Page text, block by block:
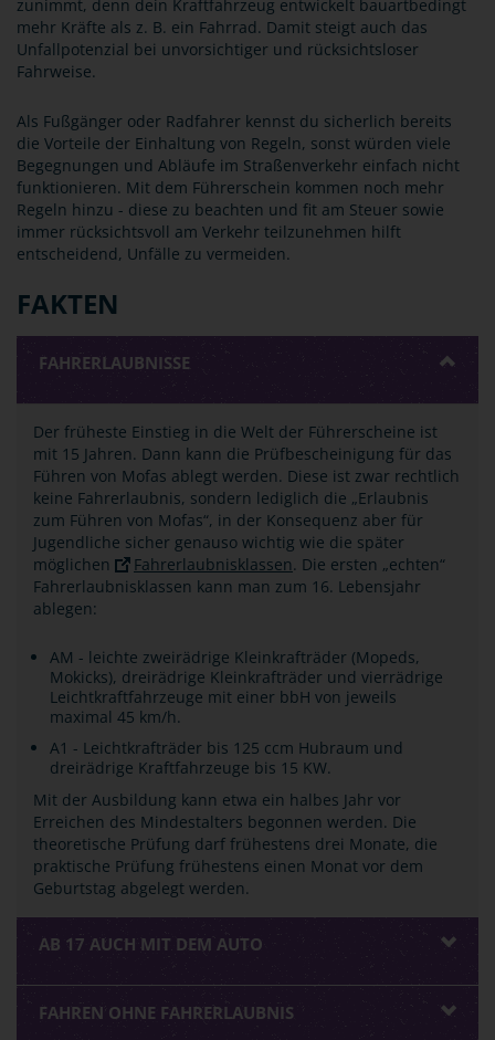
zunimmt, denn dein Kraftfahrzeug entwickelt bauartbedingt
mehr Kräfte als z. B. ein Fahrrad. Damit steigt auch das
Unfallpotenzial bei unvorsichtiger und rücksichtsloser
Fahrweise.
Als Fußgänger oder Radfahrer kennst du sicherlich bereits
die Vorteile der Einhaltung von Regeln, sonst würden viele
Begegnungen und Abläufe im Straßenverkehr einfach nicht
funktionieren. Mit dem Führerschein kommen noch mehr
Regeln hinzu - diese zu beachten und fit am Steuer sowie
immer rücksichtsvoll am Verkehr teilzunehmen hilft
entscheidend, Unfälle zu vermeiden.
FAKTEN
FAHRERLAUBNISSE
Der früheste Einstieg in die Welt der Führerscheine ist
mit 15 Jahren. Dann kann die Prüfbescheinigung für das
Führen von Mofas ablegt werden. Diese ist zwar rechtlich
keine Fahrerlaubnis, sondern lediglich die „Erlaubnis
zum Führen von Mofas“, in der Konsequenz aber für
Jugendliche sicher genauso wichtig wie die später
möglichen
Fahrerlaubnisklassen. Die ersten „echten“
Fahrerlaubnisklassen kann man zum 16. Lebensjahr
ablegen:
AM - leichte zweirädrige Kleinkrafträder (Mopeds,
Mokicks), dreirädrige Kleinkrafträder und vierrädrige
Leichtkraftfahrzeuge mit einer bbH von jeweils
maximal 45 km/h.
A1 - Leichtkrafträder bis 125 ccm Hubraum und
dreirädrige Kraftfahrzeuge bis 15 KW.
Mit der Ausbildung kann etwa ein halbes Jahr vor
Erreichen des Mindestalters begonnen werden. Die
theoretische Prüfung darf frühestens drei Monate, die
praktische Prüfung frühestens einen Monat vor dem
Geburtstag abgelegt werden.
AB 17 AUCH MIT DEM AUTO
FAHREN OHNE FAHRERLAUBNIS